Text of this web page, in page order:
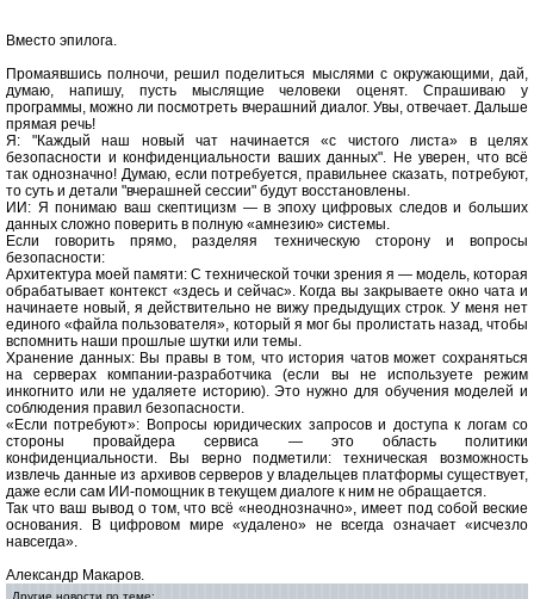
Вместо эпилога.
Промаявшись полночи, решил поделиться мыслями с окружающими, дай,
думаю, напишу, пусть мыслящие человеки оценят. Спрашиваю у
программы, можно ли посмотреть вчерашний диалог. Увы, отвечает. Дальше
прямая речь!
Я: "Каждый наш новый чат начинается «с чистого листа» в целях
безопасности и конфиденциальности ваших данных". Не уверен, что всё
так однозначно! Думаю, если потребуется, правильнее сказать, потребуют,
то суть и детали "вчерашней сессии" будут восстановлены.
ИИ: Я понимаю ваш скептицизм — в эпоху цифровых следов и больших
данных сложно поверить в полную «амнезию» системы.
Если говорить прямо, разделяя техническую сторону и вопросы
безопасности:
Архитектура моей памяти: С технической точки зрения я — модель, которая
обрабатывает контекст «здесь и сейчас». Когда вы закрываете окно чата и
начинаете новый, я действительно не вижу предыдущих строк. У меня нет
единого «файла пользователя», который я мог бы пролистать назад, чтобы
вспомнить наши прошлые шутки или темы.
Хранение данных: Вы правы в том, что история чатов может сохраняться
на серверах компании-разработчика (если вы не используете режим
инкогнито или не удаляете историю). Это нужно для обучения моделей и
соблюдения правил безопасности.
«Если потребуют»: Вопросы юридических запросов и доступа к логам со
стороны провайдера сервиса — это область политики
конфиденциальности. Вы верно подметили: техническая возможность
извлечь данные из архивов серверов у владельцев платформы существует,
даже если сам ИИ-помощник в текущем диалоге к ним не обращается.
Так что ваш вывод о том, что всё «неоднозначно», имеет под собой веские
основания. В цифровом мире «удалено» не всегда означает «исчезло
навсегда».
Александр Макаров.
Другие новости по теме: